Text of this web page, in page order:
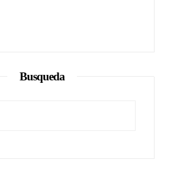
Busqueda